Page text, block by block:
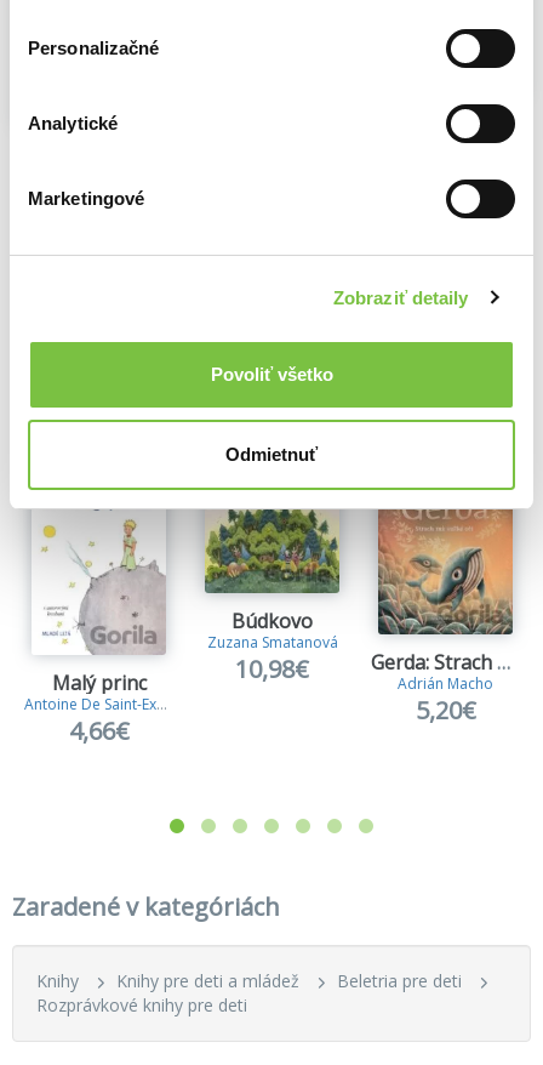
Personalizačné
Analytické
Marketingové
Zobraziť detaily
Povoliť všetko
Odmietnuť
Na sklade
10,40€
Vlky
Ďalšie z kategórie Rozprávkové knihy pre
deti
Viac z tejto kategórie
Malý princ
Antoine De Saint-Exupery
4,66€
Búdkovo
Zuzana Smatanová
10,98€ Gerda: Strach má veľké oči
Adrián Macho
5,20€
Zaradené v kategóriách
Knihy Knihy pre deti a mládež
Beletria pre deti
Rozprávkové knihy pre deti